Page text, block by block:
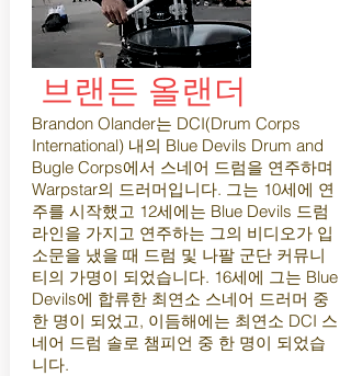
브랜든 올랜더
Brandon Olander는 DCI(Drum Corps
International) 내의 Blue Devils Drum and
Bugle Corps에서 스네어 드럼을 연주하며
Warpstar의 드러머입니다. 그는 10세에 연
주를 시작했고 12세에는 Blue Devils 드럼
라인을 가지고 연주하는 그의 비디오가 입
소문을 냈을 때 드럼 및 나팔 군단 커뮤니
티의 가명이 되었습니다. 16세에 그는 Blue
Devils에 합류한 최연소 스네어 드러머 중
한 명이 되었고, 이듬해에는 최연소 DCI 스
네어 드럼 솔로 챔피언 중 한 명이 되었습
니다.